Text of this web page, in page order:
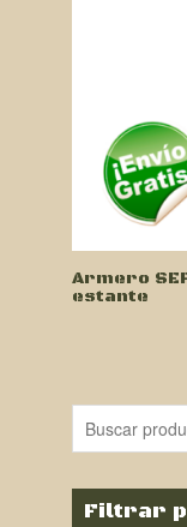
Armero
estante
Filtrar